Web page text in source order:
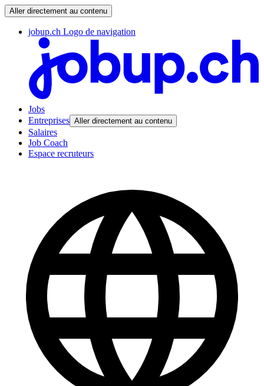
Aller directement au contenu
jobup.ch Logo de navigation
Jobs
Entreprises Aller directement au contenu
Salaires
Job Coach
Espace recruteurs